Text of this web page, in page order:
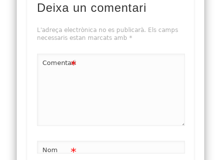
Deixa un comentari
L'adreça electrònica no es publicarà. Els camps
necessaris estan marcats amb *
Comentari
*
Nom *